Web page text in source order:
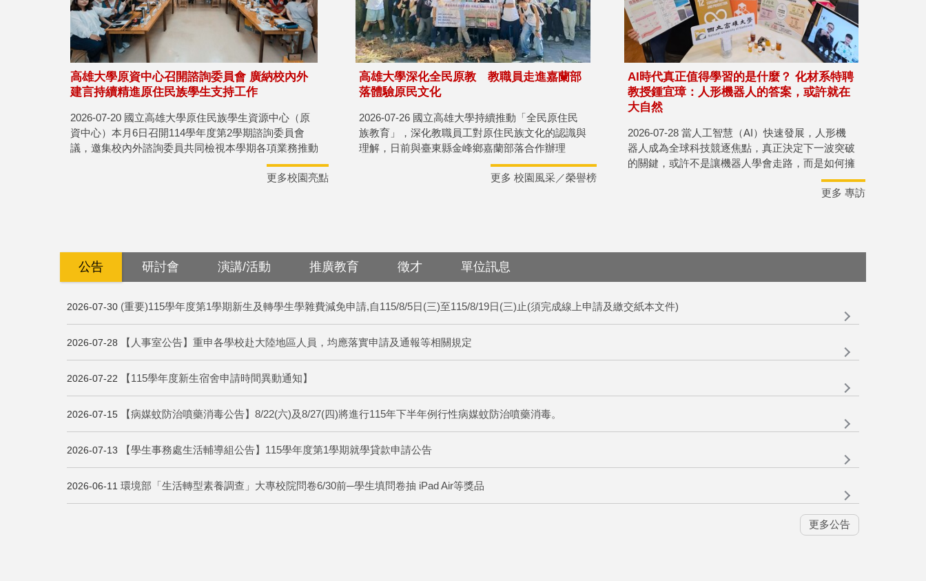
高雄大學原資中心召開諮詢委員會 廣納校內外
建言持續精進原住民族學生支持工作
2026-07-20 國立高雄大學原住民族學生資源中心（原
資中心）本月6日召開114學年度第2學期諮詢委員會
議，邀集校內外諮詢委員共同檢視本學期各項業務推動
成果，並提供專業建議，作為未來持續精進原住民族學
更多校園亮點
高雄大學深化全民原教 教職員走進嘉蘭部
落體驗原民文化
2026-07-26 國立高雄大學持續推動「全民原住民
族教育」，深化教職員工對原住民族文化的認識與
理解，日前與臺東縣金峰鄉嘉蘭部落合作辦理
「Kaaluwan 山海共鳴」嘉蘭部落文化智慧實踐巡
禮，透過實地走訪、文化體驗及專題講座，引領教
更多 校園風采／榮譽榜
AI時代真正值得學習的是什麼？ 化材系特聘
教授鍾宜璋：人形機器人的答案，或許就在
大自然
2026-07-28 當人工智慧（AI）快速發展，人形機
器人成為全球科技競逐焦點，真正決定下一波突破
的關鍵，或許不是讓機器人學會走路，而是如何擁
有一雙如人類般靈巧的手。國立高雄大學化學工程
及材料工程學系（化材系）特聘教授兼仿生研究中
一步延伸至教育、利他與人生價值。他認為，科技
為仿生不只是研究方法，更是一種理解世界的思
維。
更多 專訪
公告 研討會 演講/活動 推廣教育 徵才 單位訊息
2026-07-30 (重要)115學年度第1學期新生及轉學生學雜費減免申請,自115/8/5日(三)至115/8/19日(三)止(須完成線上申請及繳交紙本文件)
2026-07-28 【人事室公告】重申各學校赴大陸地區人員，均應落實申請及通報等相關規定
2026-07-22 【115學年度新生宿舍申請時間異動通知】
2026-07-15 【病媒蚊防治噴藥消毒公告】8/22(六)及8/27(四)將進行115年下半年例行性病媒蚊防治噴藥消毒。
2026-07-13 【學生事務處生活輔導組公告】115學年度第1學期就學貸款申請公告
2026-06-11 環境部「生活轉型素養調查」大專校院問卷6/30前─學生填問卷抽 iPad Air等獎品
更多公告